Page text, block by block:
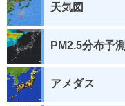
天気図
PM2.5分布予測
アメダス